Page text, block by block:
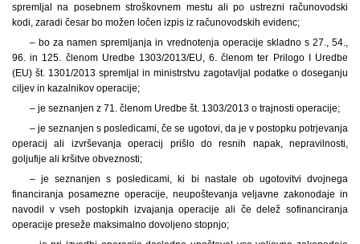
spremljal na posebnem stroškovnem mestu ali po ustrezni računovodski
kodi, zaradi česar bo možen ločen izpis iz računovodskih evidenc;
– bo za namen spremljanja in vrednotenja operacije skladno s 27., 54.,
96. in 125. členom Uredbe 1303/2013/EU, 6. členom ter Prilogo I Uredbe
(EU) št. 1301/2013 spremljal in ministrstvu zagotavljal podatke o doseganju
ciljev in kazalnikov operacije;
– je seznanjen z 71. členom Uredbe št. 1303/2013 o trajnosti operacije;
– je seznanjen s posledicami, če se ugotovi, da je v postopku potrjevanja
operacij ali izvrševanja operacij prišlo do resnih napak, nepravilnosti,
goljufije ali kršitve obveznosti;
– je seznanjen s posledicami, ki bi nastale ob ugotovitvi dvojnega
financiranja posamezne operacije, neupoštevanja veljavne zakonodaje in
navodil v vseh postopkih izvajanja operacije ali če delež sofinanciranja
operacije preseže maksimalno dovoljeno stopnjo;